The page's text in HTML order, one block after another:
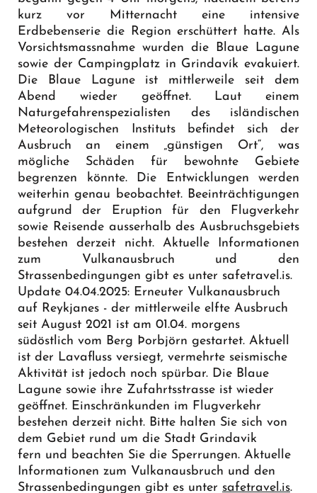
kurz vor Mitternacht eine intensive
Erdbebenserie die Region erschüttert hatte. Als
Vorsichtsmassnahme wurden die Blaue Lagune
sowie der Campingplatz in Grindavík evakuiert.
Die Blaue Lagune ist mittlerweile seit dem
Abend wieder geöffnet. Laut einem
Naturgefahrenspezialisten des isländischen
Meteorologischen Instituts befindet sich der
Ausbruch an einem „günstigen Ort“, was
mögliche Schäden für bewohnte Gebiete
begrenzen könnte. Die Entwicklungen werden
weiterhin genau beobachtet. Beeinträchtigungen
aufgrund der Eruption für den Flugverkehr
sowie Reisende ausserhalb des Ausbruchsgebiets
bestehen derzeit nicht. Aktuelle Informationen
zum Vulkanausbruch und den
Strassenbedingungen gibt es unter safetravel.is.
Update 04.04.2025: Erneuter Vulkanausbruch
auf Reykjanes - der mittlerweile elfte Ausbruch
seit August 2021 ist am 01.04. morgens
südöstlich vom Berg Þorbjörn gestartet. Aktuell
ist der Lavafluss versiegt, vermehrte seismische
Aktivität ist jedoch noch spürbar. Die Blaue
Lagune sowie ihre Zufahrtsstrasse ist wieder
geöffnet. Einschränkunden im Flugverkehr
bestehen derzeit nicht. Bitte halten Sie sich von
dem Gebiet rund um die Stadt Grindavik
fern und beachten Sie die Sperrungen. Aktuelle
Informationen zum Vulkanausbruch und den
Strassenbedingungen gibt es unter safetravel.is.